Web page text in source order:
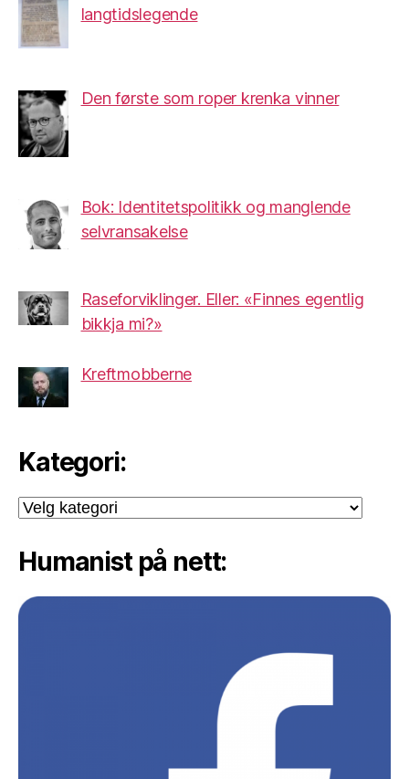
langtidslegende
Den første som roper krenka vinner
Bok: Identitetspolitikk og manglende
selvransakelse
Raseforviklinger. Eller: «Finnes egentlig
bikkja mi?»
Kreftmobberne
Kategori:
Kategori:
Humanist på nett: